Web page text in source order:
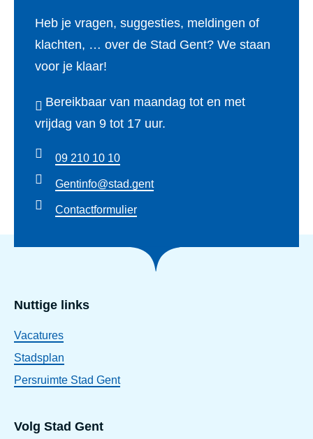
Heb je vragen, suggesties, meldingen of
klachten, … over de Stad Gent? We staan
voor je klaar!
Bereikbaar van maandag tot en met
vrijdag van 9 tot 17 uur.
09 210 10 10
Gentinfo@stad.gent
Contactformulier
Nuttige links
Vacatures
Stadsplan
Persruimte Stad Gent
Volg Stad Gent